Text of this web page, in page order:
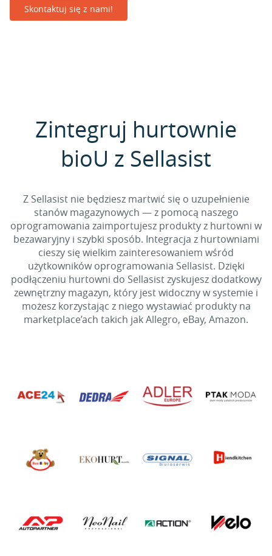
Skontaktuj się z nami!
Zintegruj hurtownie
bioU z Sellasist
Z Sellasist nie będziesz martwić się o uzupełnienie
stanów magazynowych — z pomocą naszego
oprogramowania zaimportujesz produkty z hurtowni w
bezawaryjny i szybki sposób. Integracja z hurtowniami
cieszy się wielkim zainteresowaniem wśród
użytkowników oprogramowania Sellasist. Dzięki
podłączeniu hurtowni do Sellasist zyskujesz dodatkowy
zewnętrzny magazyn, który jest widoczny w systemie i
możesz korzystając z niego wystawiać produkty na
marketplace’ach takich jak Allegro, eBay, Amazon.